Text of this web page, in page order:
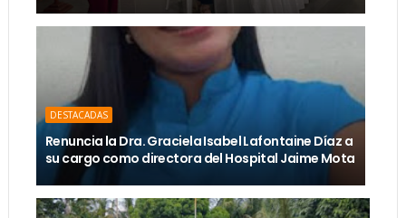
DESTACADAS
Renuncia la Dra. Graciela Isabel Lafontaine Díaz a
su cargo como directora del Hospital Jaime Mota